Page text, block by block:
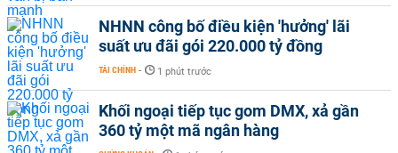
NHNN công bố điều kiện 'hưởng' lãi
suất ưu đãi gói 220.000 tỷ đồng
TÀI CHÍNH - 1 phút trước
Khối ngoại tiếp tục gom DMX, xả gần
360 tỷ một mã ngân hàng